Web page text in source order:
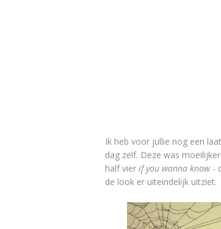
Ik heb voor jullie nog een
dag zelf. Deze was
half vier if you wanna know-
de look er uiteindelijk uitziet.